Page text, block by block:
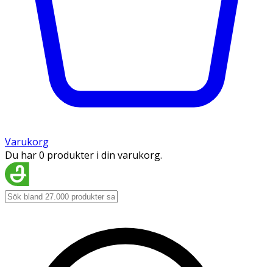
Varukorg
Du har 0 produkter i din varukorg.